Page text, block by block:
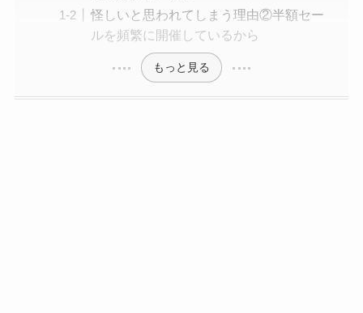
怪しいと思われてしまう理由②半額セー
ルを頻繁に開催しているから
もっと見る